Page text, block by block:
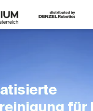
für